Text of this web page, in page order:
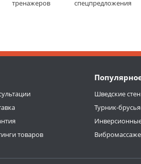
тренажеров
спецпредложения
товаров
Шведские
Турник-